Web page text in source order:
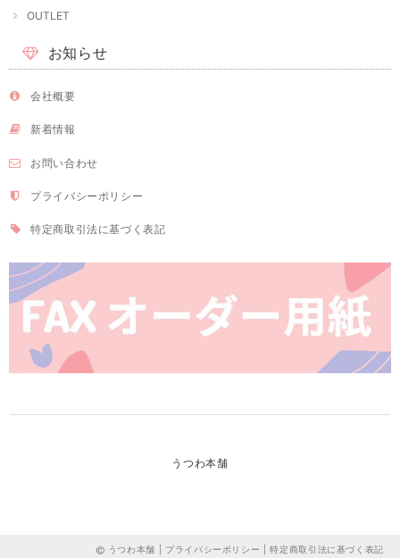
OUTLET
お知らせ
会社概要
新着情報
お問い合わせ
プライバシーポリシー
特定商取引法に基づく表記
うつわ本舗
うつわ本舗 | プライバシーポリシー |特定商取引法に基づく表記